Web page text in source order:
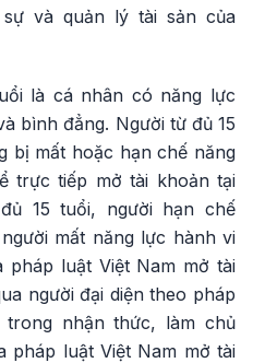
và quản lý tài sản của
là cá nhân có năng lực
bình đẳng. Người từ đủ 15
bị mất hoặc hạn chế năng
trực tiếp mở tài khoản tại
15 tuổi, người hạn chế
mất năng lực hành vi
luật Việt Nam mở tài
người đại diện theo pháp
nhận thức, làm chủ
pháp luật Việt Nam mở tài